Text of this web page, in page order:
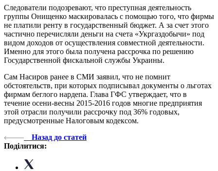
Следователи подозревают, что преступная деятельность
группы Онищенко маскировалась с помощью того, что фирмы
не платили ренту в государственный бюджет. А за счет этого
частично перечисляли деньги на счета «Укргаздобычи» под
видом доходов от осуществления совместной деятельности.
Именно для этого была получена рассрочка по решению
Государственной фискальной службы Украины.
Сам Насиров ранее в СМИ заявил, что не помнит
обстоятельств, при которых подписывал документы о льготах
фирмам беглого нардепа. Глава ГФС утверждает, что в
течение осени-весны 2015-2016 годов многие предприятия
этой отрасли получили рассрочку под 36% годовых,
предусмотренные Налоговым кодексом.
Назад до статей
Поділитися: